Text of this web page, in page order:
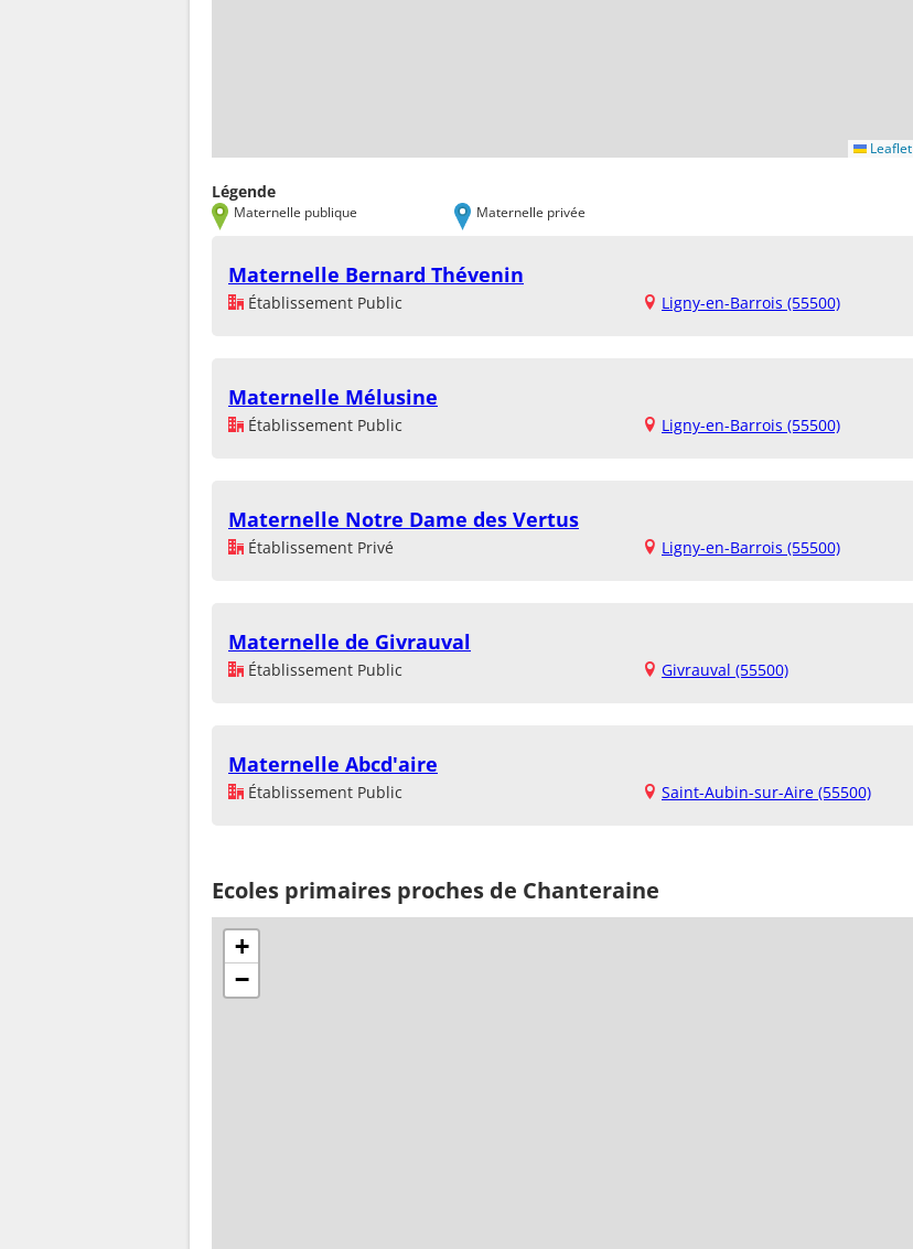
Leaflet
Légende
Maternelle publique Maternelle privée
Maternelle Bernard Thévenin
Établissement Public Ligny-en-Barrois (55500)
Maternelle Mélusine
Établissement Public Ligny-en-Barrois (55500)
Maternelle Notre Dame des Vertus
Établissement Privé Ligny-en-Barrois (55500)
Maternelle de Givrauval
Établissement Public Givrauval (55500)
Maternelle Abcd'aire
Établissement Public Saint-Aubin-sur-Aire (55500)
Ecoles primaires proches de Chanteraine
+
−